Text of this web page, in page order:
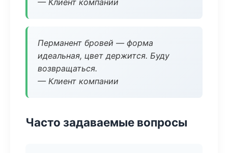
— Клиент компании
Перманент бровей — форма
идеальная, цвет держится. Буду
возвращаться.
— Клиент компании
Часто задаваемые вопросы